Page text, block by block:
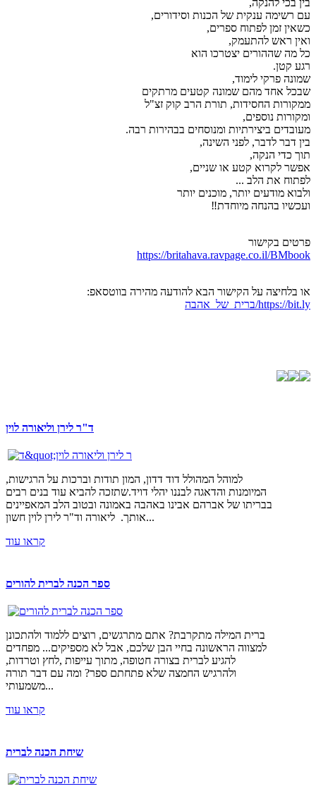
עם רשימה ענקית של הכנות וסידורים,
כשאין זמן לפתוח ספרים,
ואין ראש להתעמק,
כל מה שההורים יצטרכו הוא
רגע קטן.
שמונה פרקי לימוד,
שבכל אחד מהם שמונה קטעים מרתקים
ממקורות החסידות, תורת הרב קוק זצ"ל
ומקורות נוספים,
מעובדים ביצירתיות ומנוסחים בבהירות רבה.
בין דבר לדבר, לפני השינה,
תוך כדי הנקה,
אפשר לקרוא קטע או שניים,
לפתוח את הלב ...
ולבוא מודעים יותר, מוכנים יותר
ועכשיו בהנחה מיוחדת‼️
פרטים בקישור
https://britahava.ravpage.co.il/BMbook
או בלחיצה על הקישור הבא להודעה מהירה בווטסאפ:
https://bit.ly/ברית_של_אהבה
ד"ר לירן וליאורה לוין
למוהל המהולל דוד דדון, המון תודות וברכות על הרגישות,
המיומנות והדאגה לבננו יהלי דויד.שתזכה להביא עוד בנים רבים
בבריתו של אברהם אבינו באהבה באמונה ובטוב הלב המאפיינים
אותך. ליאורה וד"ר לירן לוין חשון...
קראו עוד
ספר הכנה לברית להורים
ברית המילה מתקרבת? אתם מתרגשים, רוצים ללמוד ולהתכונן
למצווה הראשונה בחיי הבן שלכם, אבל לא מספיקים... מפחדים
להגיע לברית בצורה חטופה, מתוך עייפות ,לחץ וטרדות,
ולהרגיש החמצה שלא פתחתם ספר? ומה עם דבר תורה
משמעותי...
קראו עוד
שיחת הכנה לברית